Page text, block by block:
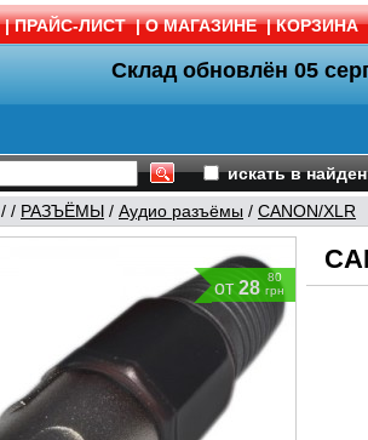
| ПРАЙС-ЛИСТ | О МАГАЗИНЕ | КОРЗИНА
Склад обновлён 05
искать в
/ / РАЗЪЁМЫ / Аудио разъёмы / CANON/XLR
от 28
80
грн